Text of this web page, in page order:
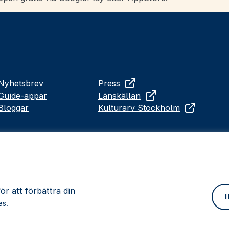
att förbättra din
appar
Press
Länskällan
Kulturarv Stockholm